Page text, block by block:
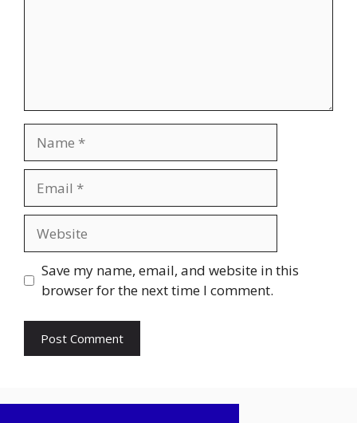
Save my name, email, and website in this
browser for the next time I comment.